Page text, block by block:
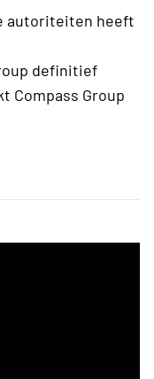
autoriteiten heeft
definitief
Compass Group